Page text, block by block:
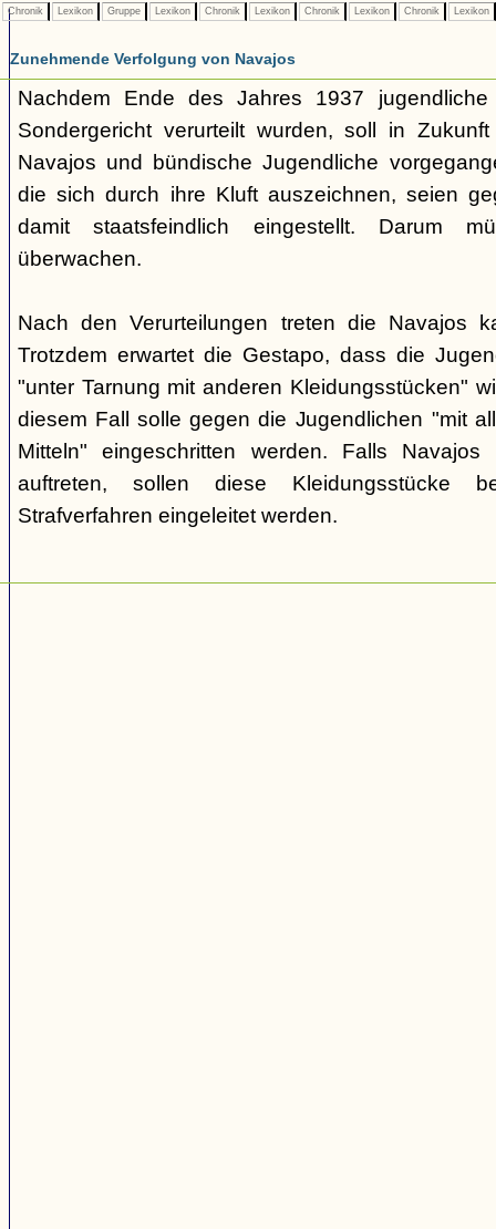
Chronik Lexikon Gruppe Lexikon Chronik Lexikon Chronik Lexikon Chronik Lexikon
Zunehmende Verfolgung von Navajos
Nachdem Ende des Jahres 1937
Sondergericht verurteilt wurden, soll in
Navajos und bündische Jugendliche
die sich durch ihre Kluft auszeichnen, seien
damit staatsfeindlich eingestellt. Darum
überwachen.
Nach den Verurteilungen treten die Navajos
Trotzdem erwartet die Gestapo, dass die
"unter Tarnung mit anderen Kleidungsstücken"
diesem Fall solle gegen die Jugendlichen "mit
Mitteln" eingeschritten werden. Falls Navajos
auftreten, sollen diese Kleidungsstücke
Strafverfahren eingeleitet werden.